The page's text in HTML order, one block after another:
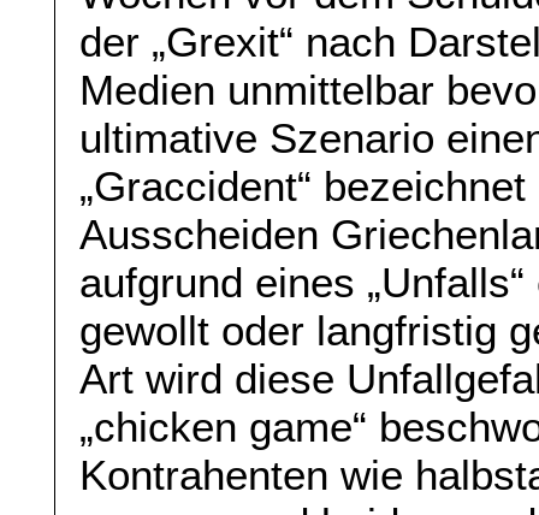
der „Grexit“ nach
Medien unmittelbar
ultimative Szenario
„Graccident“
Ausscheiden
aufgrund eines
gewollt oder langfristig
Art wird diese
„chicken game“
Kontrahenten wie